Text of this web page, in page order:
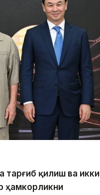
тарғиб қилиш ва икки
ҳамкорликни